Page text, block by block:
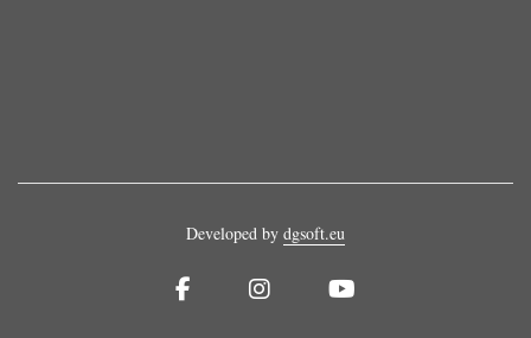
Developed by dgsoft.eu